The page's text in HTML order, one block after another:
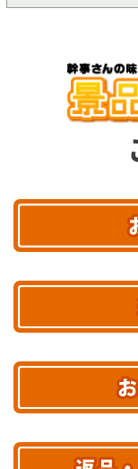
あ
エリア
※ 配送業者に
※ 沖
10,000円